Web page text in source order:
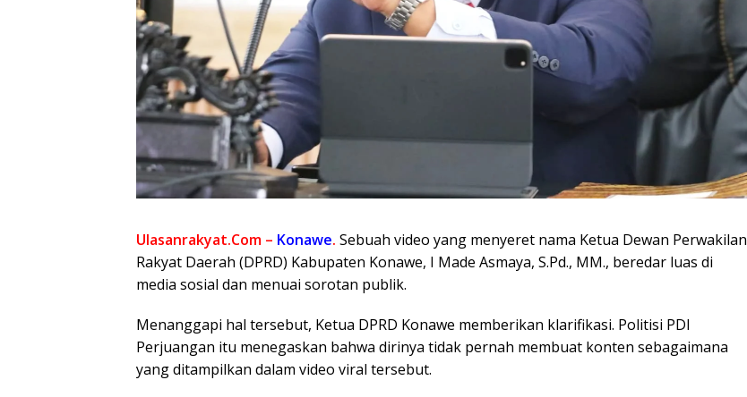
Ulasanrakyat.Com – Konawe. Sebuah video yang menyeret nama Ketua Dewan Perwakilan
Rakyat Daerah (DPRD) Kabupaten Konawe, I Made Asmaya, S.Pd., MM., beredar luas di
media sosial dan menuai sorotan publik.
Menanggapi hal tersebut, Ketua DPRD Konawe memberikan klarifikasi. Politisi PDI
Perjuangan itu menegaskan bahwa dirinya tidak pernah membuat konten sebagaimana
yang ditampilkan dalam video viral tersebut.